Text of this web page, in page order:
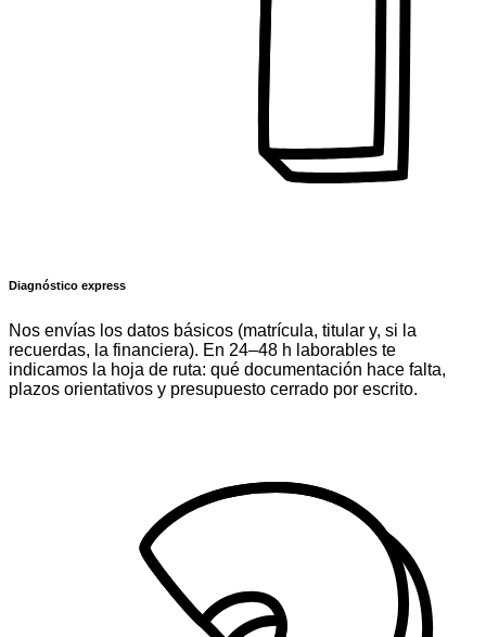
Diagnóstico express
Nos envías los datos básicos (matrícula, titular y, si la
recuerdas, la financiera). En 24–48 h laborables te
indicamos la hoja de ruta: qué documentación hace falta,
plazos orientativos y presupuesto cerrado por escrito.